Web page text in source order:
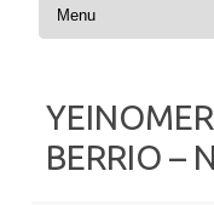
BERRIO –